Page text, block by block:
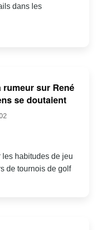
dans les
sur René
se doutaient
les habitudes de jeu
de tournois de golf